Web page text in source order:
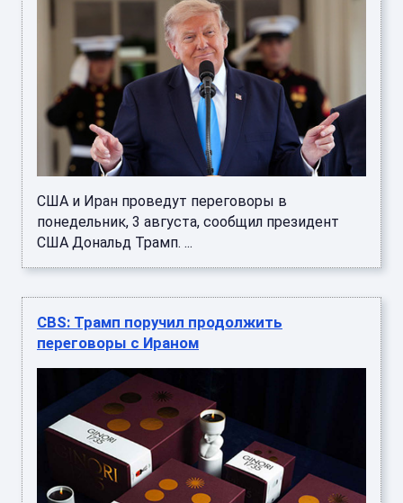
США и Иран проведут переговоры в
понедельник, 3 августа, сообщил президент
США Дональд Трамп. ...
CBS: Трамп поручил продолжить
переговоры с Ираном